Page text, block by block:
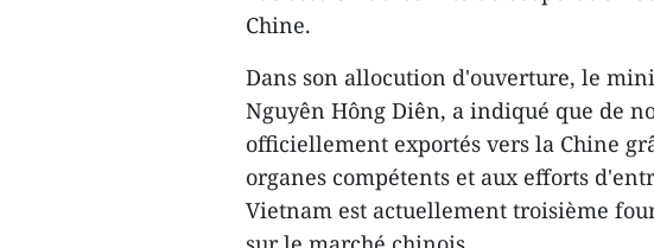
Chine.
Dans son allocution d'ouverture, le
Nguyên Hông Diên, a indiqué que de
officiellement exportés vers la Chine
organes compétents et aux efforts
Vietnam est actuellement troisième